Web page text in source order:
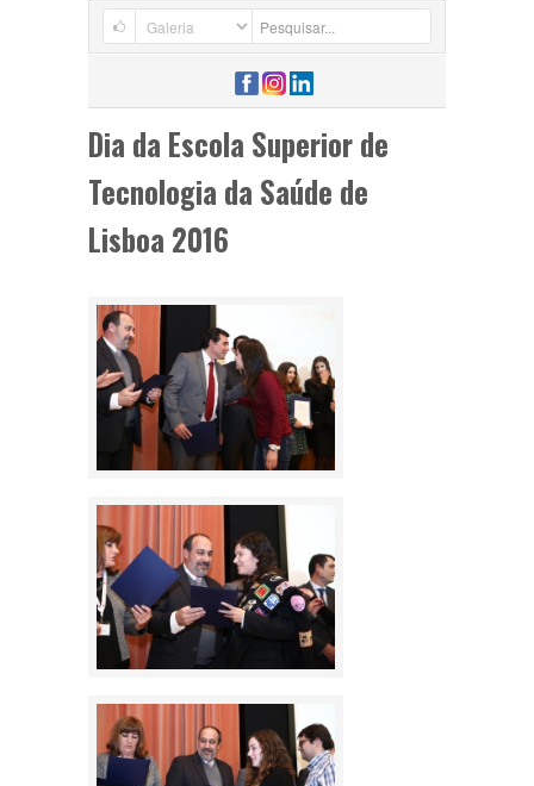
Dia da Escola Superior de
Tecnologia da Saúde de
Lisboa 2016